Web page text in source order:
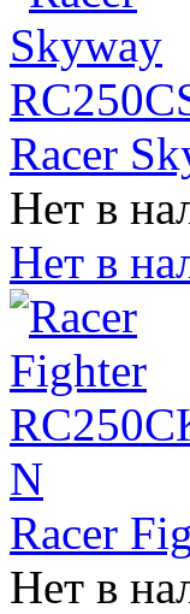
Racer
Нет в
Нет в
Racer
Нет в